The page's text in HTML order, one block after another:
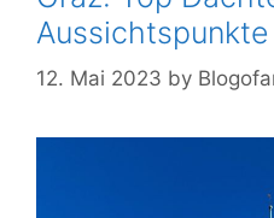
Aussichtspunkte
12. Mai 2023 by